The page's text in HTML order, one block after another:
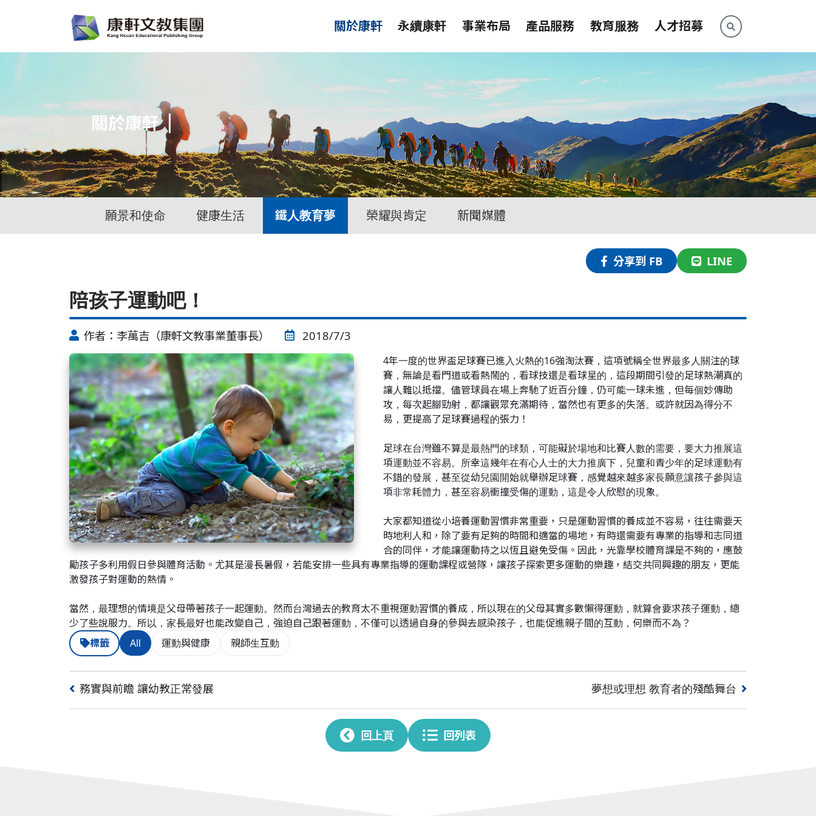
關於康軒 永續康軒 事業布局 產品服務 教育服務 人才招募
關於康軒
願景和使命 健康生活 鐵人教育夢 榮耀與肯定 新聞媒體
分享到 FB LINE
陪孩子運動吧！
作者：李萬吉（康軒文教事業董事長） 2018/7/3
4年一度的世界盃足球賽已進入火熱的16強淘汰賽，這項號稱全世界最多人關注的球
賽，無論是看門道或看熱鬧的，看球技還是看球星的，這段期間引發的足球熱潮真的
讓人難以抵擋。儘管球員在場上奔馳了近百分鐘，仍可能一球未進，但每個妙傳助
攻，每次起腳勁射，都讓觀眾充滿期待，當然也有更多的失落。或許就因為得分不
易，更提高了足球賽過程的張力！
足球在台灣雖不算是最熱門的球類，可能礙於場地和比賽人數的需要，要大力推展這
項運動並不容易。所幸這幾年在有心人士的大力推廣下，兒童和青少年的足球運動有
不錯的發展，甚至從幼兒園開始就舉辦足球賽，感覺越來越多家長願意讓孩子參與這
項非常耗體力，甚至容易衝撞受傷的運動，這是令人欣慰的現象。
大家都知道從小培養運動習慣非常重要，只是運動習慣的養成並不容易，往往需要天
時地利人和，除了要有足夠的時間和適當的場地，有時還需要有專業的指導和志同道
合的同伴，才能讓運動持之以恆且避免受傷。因此，光靠學校體育課是不夠的，應鼓
勵孩子多利用假日參與體育活動。尤其是漫長暑假，若能安排一些具有專業指導的運動課程或營隊，讓孩子探索更多運動的樂趣，結交共同興趣的朋友，更能
激發孩子對運動的熱情。
當然，最理想的情境是父母帶著孩子一起運動。然而台灣過去的教育太不重視運動習慣的養成，所以現在的父母其實多數懶得運動，就算會要求孩子運動，總
少了些說服力。所以，家長最好也能改變自己，強迫自己跟著運動，不僅可以透過自身的參與去感染孩子，也能促進親子間的互動，何樂而不為？
標籤
All 運動與健康 親師生互動
務實與前瞻 讓幼教正常發展 夢想或理想 教育者的殘酷舞台
回上頁 回列表